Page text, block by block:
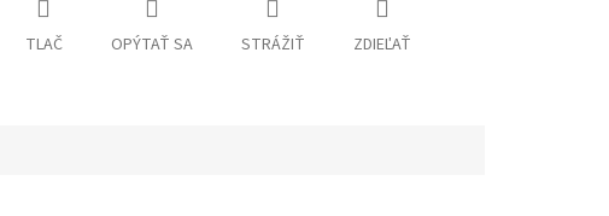
TLAČ OPÝTAŤ SA STRÁŽIŤ ZDIEĽAŤ